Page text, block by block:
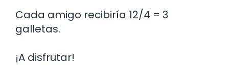
Cada amigo recibiría 12/4 = 3
galletas.
¡A disfrutar!